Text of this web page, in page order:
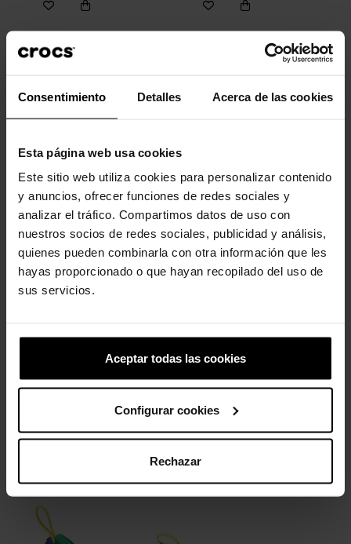
Consentimiento Detalles Acerca de las cookies
Esta página web usa cookies
Este sitio web utiliza cookies para personalizar contenido
y anuncios, ofrecer funciones de redes sociales y
analizar el tráfico. Compartimos datos de uso con
nuestros socios de redes sociales, publicidad y análisis,
quienes pueden combinarla con otra información que les
hayas proporcionado o que hayan recopilado del uso de
sus servicios.
Aceptar todas las cookies
Configurar cookies
Rechazar
Tamancos unissex Echo U Chinelos femininos Mellow...
Pacote com 5 personagens
Tamancos Crocband™ K
categoria:
-20%